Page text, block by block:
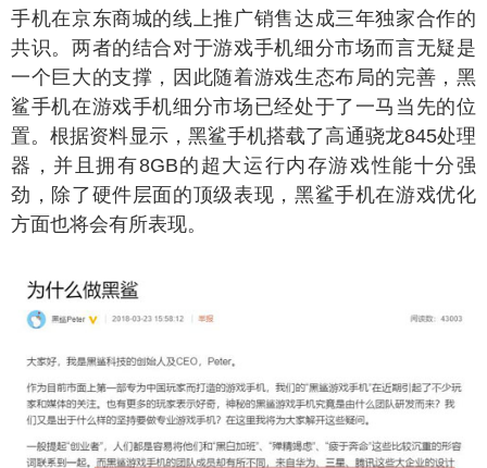
手机在京东商城的线上推广销售达成三年独家合作的
共识。两者的结合对于游戏手机细分市场而言无疑是
一个巨大的支撑，因此随着游戏生态布局的完善，黑
鲨手机在游戏手机细分市场已经处于了一马当先的位
置。根据资料显示，黑鲨手机搭载了高通骁龙845处理
器，并且拥有8GB的超大运行内存游戏性能十分强
劲，除了硬件层面的顶级表现，黑鲨手机在游戏优化
方面也将会有所表现。